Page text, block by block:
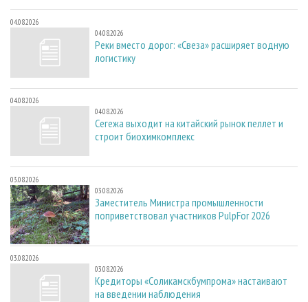
04.08.2026
04.08.2026
Реки вместо дорог: «Свеза» расширяет водную
логистику
04.08.2026
04.08.2026
Сегежа выходит на китайский рынок пеллет и
строит биохимкомплекс
03.08.2026
03.08.2026
Заместитель Министра промышленности
поприветствовал участников PulpFor 2026
03.08.2026
03.08.2026
Кредиторы «Соликамскбумпрома» настаивают
на введении наблюдения